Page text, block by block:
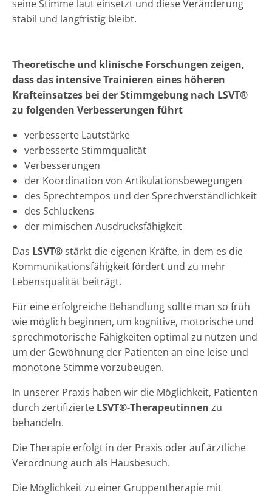
seine Stimme laut einsetzt und diese Veränderung
stabil und langfristig bleibt.
Theoretische und klinische Forschungen zeigen,
dass das intensive Trainieren eines höheren
Krafteinsatzes bei der Stimmgebung nach LSVT®
zu folgenden Verbesserungen führt
verbesserte Lautstärke
verbesserte Stimmqualität
Verbesserungen
der Koordination von Artikulationsbewegungen
des Sprechtempos und der Sprechverständlichkeit
des Schluckens
der mimischen Ausdrucksfähigkeit
Das LSVT®stärkt die eigenen Kräfte, in dem es die
Kommunikationsfähigkeit fördert und zu mehr
Lebensqualität beiträgt.
Für eine erfolgreiche Behandlung sollte man so früh
wie möglich beginnen, um kognitive, motorische und
sprechmotorische Fähigkeiten optimal zu nutzen und
um der Gewöhnung der Patienten an eine leise und
monotone Stimme vorzubeugen.
In unserer Praxis haben wir die Möglichkeit, Patienten
durch zertifizierte LSVT®-Therapeutinnen zu
behandeln.
Die Therapie erfolgt in der Praxis oder auf ärztliche
Verordnung auch als Hausbesuch.
Die Möglichkeit zu einer Gruppentherapie mit